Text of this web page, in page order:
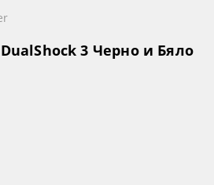
3 Черно и Бяло